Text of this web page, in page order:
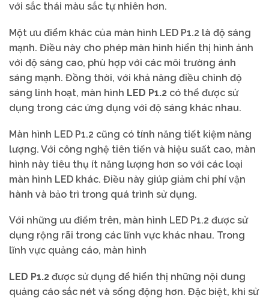
với sắc thái màu sắc tự nhiên hơn.
Một ưu điểm khác của màn hình LED P1.2 là độ sáng
mạnh. Điều này cho phép màn hình hiển thị hình ảnh
với độ sáng cao, phù hợp với các môi trường ánh
sáng mạnh. Đồng thời, với khả năng điều chỉnh độ
sáng linh hoạt, màn hình LED P1.2 có thể được sử
dụng trong các ứng dụng với độ sáng khác nhau.
Màn hình LED P1.2 cũng có tính năng tiết kiệm năng
lượng. Với công nghệ tiên tiến và hiệu suất cao, màn
hình này tiêu thụ ít năng lượng hơn so với các loại
màn hình LED khác. Điều này giúp giảm chi phí vận
hành và bảo trì trong quá trình sử dụng.
Với những ưu điểm trên, màn hình LED P1.2 được sử
dụng rộng rãi trong các lĩnh vực khác nhau. Trong
lĩnh vực quảng cáo, màn hình
LED P1.2 được sử dụng để hiển thị những nội dung
quảng cáo sắc nét và sống động hơn. Đặc biệt, khi sử